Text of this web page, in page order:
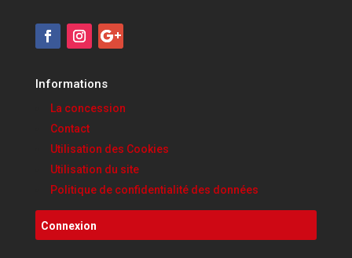
Informations
La concession
Contact
Utilisation des Cookies
Utilisation du site
Politique de confidentialité des données
Connexion